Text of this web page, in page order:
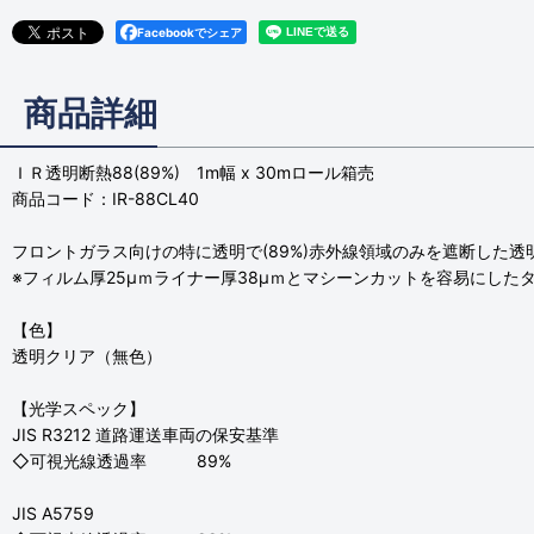
Facebookでシェア
商品詳細
ＩＲ透明断熱88(89%) 1m幅 x 30mロール箱売
商品コード：IR-88CL40
フロントガラス向けの特に透明で(89%)赤外線領域のみを遮断した透
※フィルム厚25μｍライナー厚38μｍとマシーンカットを容易にした
【色】
透明クリア（無色）
【光学スペック】
JIS R3212 道路運送車両の保安基準
◇可視光線透過率 89%
JIS A5759